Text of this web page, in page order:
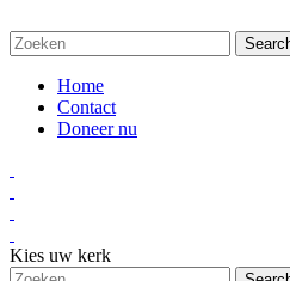
Home
Contact
Doneer nu
Kies uw kerk